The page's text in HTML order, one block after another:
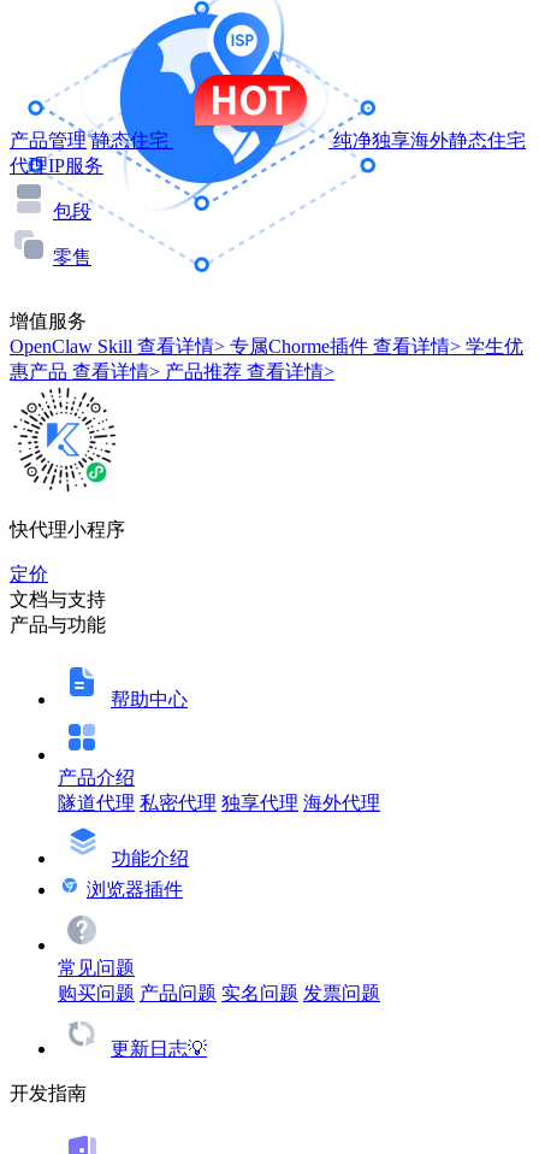
产品管理 静态住宅
纯净独享海外静态住宅
代理IP服务
包段
零售
增值服务
OpenClaw Skill 查看详情> 专属Chorme插件 查看详情> 学生优
惠产品 查看详情> 产品推荐 查看详情>
快代理小程序
定价
文档与支持
产品与功能
帮助中心
产品介绍
隧道代理 私密代理 独享代理 海外代理
功能介绍
浏览器插件
常见问题
购买问题 产品问题 实名问题 发票问题
更新日志💡
开发指南